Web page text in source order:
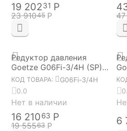
19 20231 Р
23 91045 Р
Редуктор давления
Goetze G06Fi-3/4H (SP)
(для горячей воды,
нерж., 3/4")
КОД ТОВАРА:
G06Fi-3/4H
0.0
Нет в наличии
16 21063 Р
19 55563 Р 6